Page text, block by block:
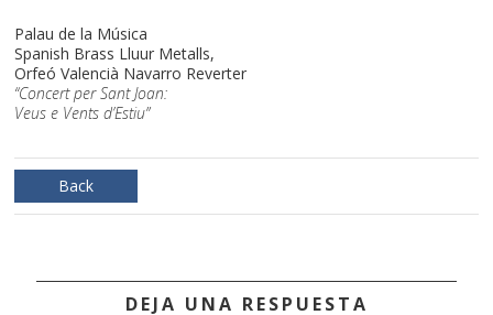
Palau de la Música
Spanish Brass Lluur Metalls,
Orfeó Valencià Navarro Reverter
“Concert per Sant Joan:
Veus e Vents d’Estiu”
Back
DEJA UNA RESPUESTA